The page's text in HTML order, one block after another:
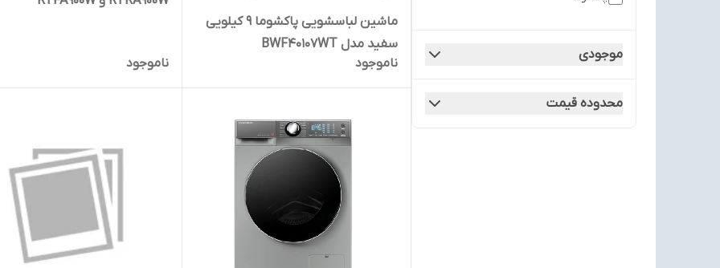
موجودی
محدوده قیمت
ماشین لباسشویی پاکشوما 9 کیلویی
سفید مدل BWF40107WT
ناموجود
ناموجود